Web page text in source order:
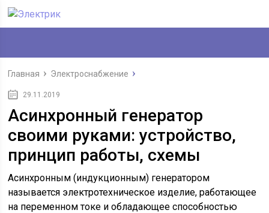
Главная Электроснабжение
29.11.2019
Асинхронный генератор
своими руками: устройство,
принцип работы, схемы
Асинхронным (индукционным) генератором
называется электротехническое изделие, работающее
на переменном токе и обладающее способностью